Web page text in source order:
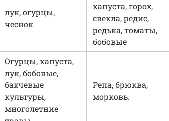
лук, огурцы,
чеснок
капуста, горох,
свекла, редис,
редька, томаты,
бобовые
Огурцы, капуста,
лук, бобовые,
бахчевые
культуры,
многолетние
Репа, брюква,
морковь.